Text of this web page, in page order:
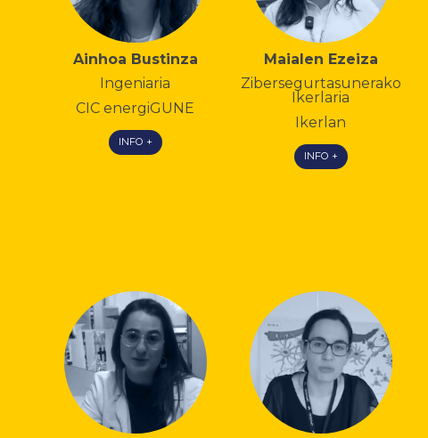
Ainhoa Bustinza
Ingeniaria
CIC energiGUNE
INFO +
Maialen Ezeiza
Zibersegurtasunerako
Ikerlaria
Ikerlan
INFO +